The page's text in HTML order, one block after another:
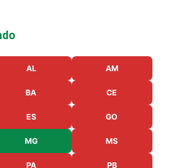
AL AM
BA CE
ES GO
MG MS
PA PB